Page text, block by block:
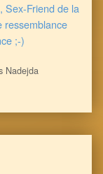
Sex-Friend de la
ressemblance
;-)
Nadejda